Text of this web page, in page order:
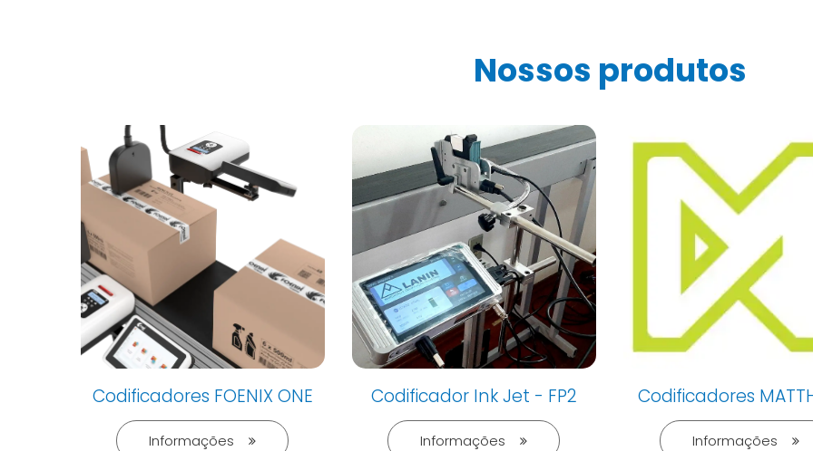
Nossos produtos
Codificador Ink Jet - FP2
Informações
Codificadores MATTHEWS
Informações
Seladoras
Informações